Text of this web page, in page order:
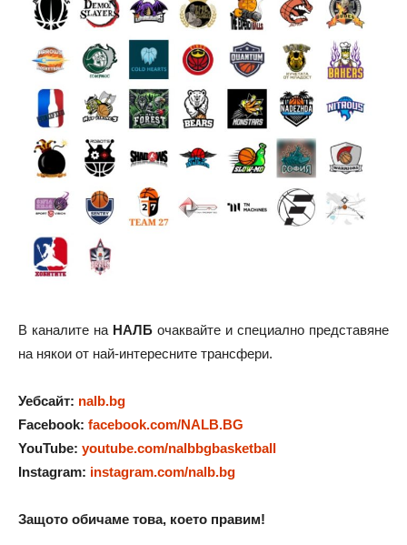
В каналите на НАЛБ очаквайте и специално представяне
на някои от най-интересните трансфери.
Уебсайт: nalb.bg
Facebook: facebook.com/NALB.BG
YouTube: youtube.com/nalbbgbasketball
Instagram: instagram.com/nalb.bg
Защото обичаме това, което правим!